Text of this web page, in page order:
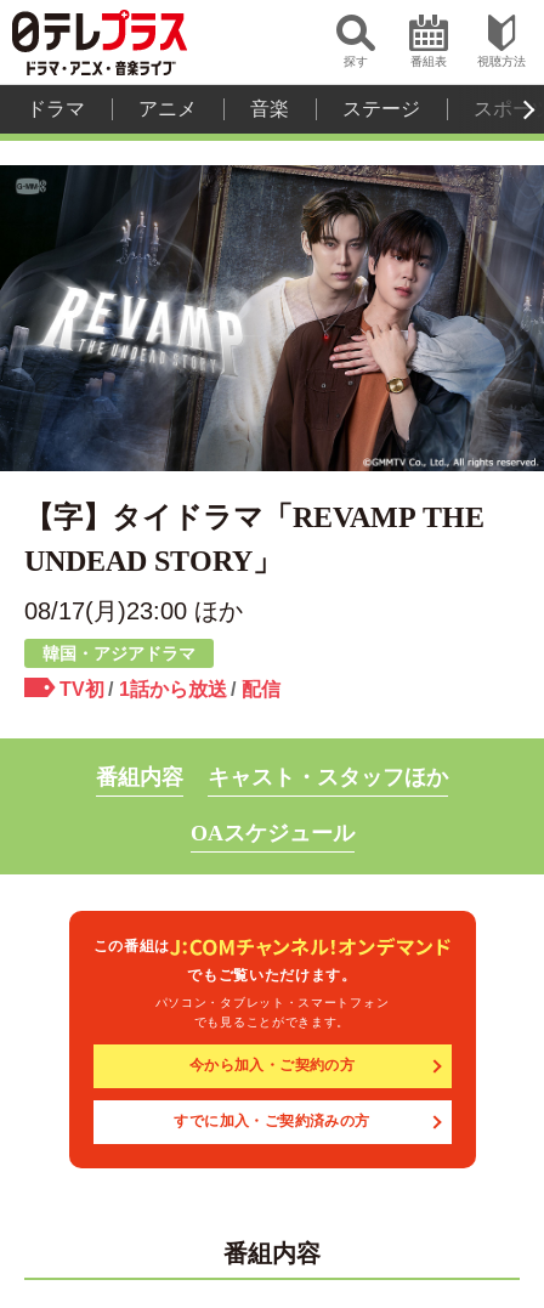
探す 番組表 視聴方法
ドラマ アニメ 音楽 ステージ スポー
【字】タイドラマ「REVAMP THE
UNDEAD STORY」
08/17(月)23:00 ほか
韓国・アジアドラマ
TV初 1話から放送 配信
番組内容 キャスト・スタッフほか
OAスケジュール
この番組は
でもご覧いただけます。
パソコン・タブレット・スマートフォン
でも見ることができます。
今から加入・ご契約の方
すでに加入・ご契約済みの方
番組内容